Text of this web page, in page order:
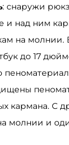
: снаружи
и над ним
на молнии.
до 17
кармана. С
молнии и